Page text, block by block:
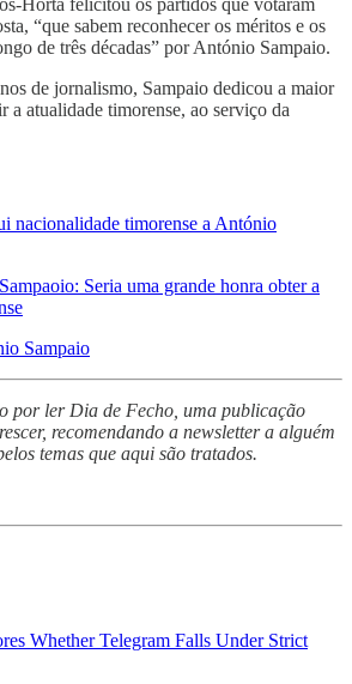
“que sabem reconhecer os méritos e os
de três décadas” por António Sampaio.
de jornalismo, Sampaio dedicou a maior
a atualidade timorense, ao serviço da
nacionalidade timorense a António
Seria uma grande honra obter a
Sampaio
por ler Dia de Fecho, uma publicação
recomendando a newsletter a alguém
temas que aqui são tratados.
Whether Telegram Falls Under Strict